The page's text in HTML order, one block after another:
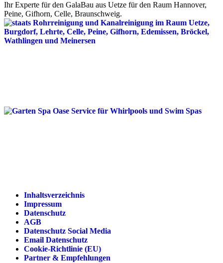
Ihr Experte für den GalaBau aus Uetze für den Raum Hannover,
Peine, Gifhorn, Celle, Braunschweig.
Inhaltsverzeichnis
Impressum
Datenschutz
AGB
Datenschutz Social Media
Email Datenschutz
Cookie-Richtlinie (EU)
Partner & Empfehlungen